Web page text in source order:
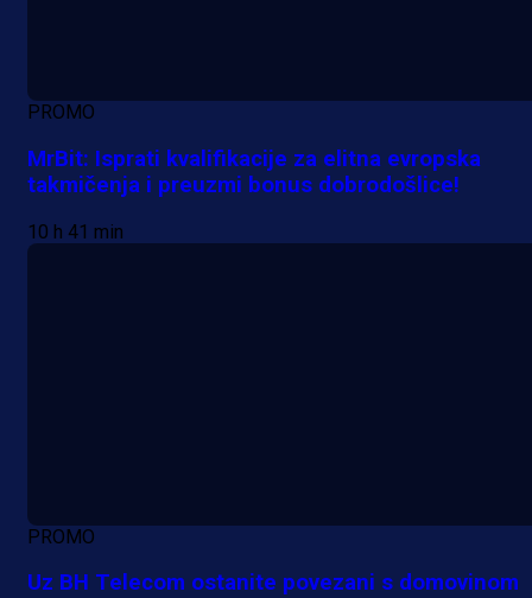
PROMO
MrBit: Isprati kvalifikacije za elitna evropska
takmičenja i preuzmi bonus dobrodošlice!
10 h 41 min
PROMO
Uz BH Telecom ostanite povezani s domovinom